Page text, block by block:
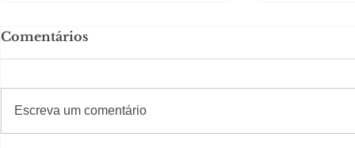
Comentários
Escreva um comentário
#Sugestões